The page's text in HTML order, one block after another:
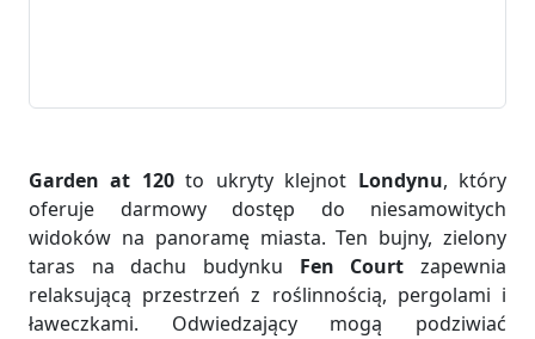
Garden at 120to ukryty klejnot Londynu, który
oferuje darmowy dostęp do niesamowitych
widoków na panoramę miasta. Ten bujny, zielony
taras na dachu budynku Fen Courtzapewnia
relaksującą przestrzeń z roślinnością, pergolami i
ławeczkami. Odwiedzający mogą podziwiać